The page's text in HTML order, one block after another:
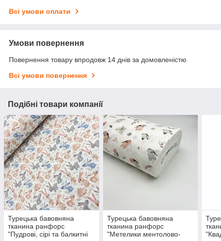
Всі умови оплати
Умови повернення
Повернення товару впродовж 14 днів за домовленістю
Всі умови повернення
Подібні товари компанії
Турецька бавовняна
тканина ранфорс
"Пудрові, сірі та балкитні
Турецька бавовняна
тканина ранфорс
"Метелики ментолово-